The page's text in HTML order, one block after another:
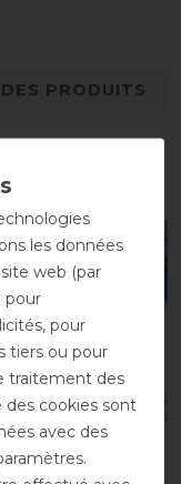
PRODUITS
vous
les données
web (par
pour
pour
tiers ou pour
traitement des
des cookies sont
avec des